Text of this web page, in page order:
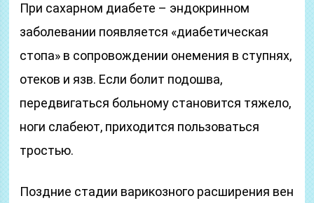
При сахарном диабете – эндокринном
заболевании появляется «диабетическая
стопа» в сопровождении онемения в ступнях,
отеков и язв. Если болит подошва,
передвигаться больному становится тяжело,
ноги слабеют, приходится пользоваться
тростью.
Поздние стадии варикозного расширения вен